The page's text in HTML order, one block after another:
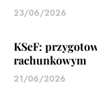
23/06/2026
KSeF:
rachunkowym
21/06/2026